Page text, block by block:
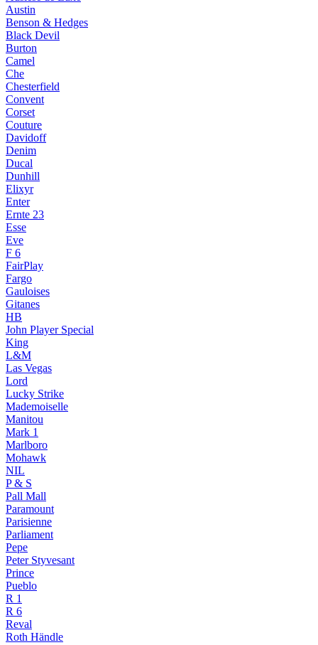
Austin
Benson & Hedges
Black Devil
Burton
Camel
Che
Chesterfield
Convent
Corset
Couture
Davidoff
Denim
Ducal
Dunhill
Elixyr
Enter
Ernte 23
Esse
Eve
F 6
FairPlay
Fargo
Gauloises
Gitanes
HB
John Player Special
King
L&M
Las Vegas
Lord
Lucky Strike
Mademoiselle
Manitou
Mark 1
Marlboro
Mohawk
NIL
P & S
Pall Mall
Paramount
Parisienne
Parliament
Pepe
Peter Styvesant
Prince
Pueblo
R 1
R 6
Reval
Roth Händle